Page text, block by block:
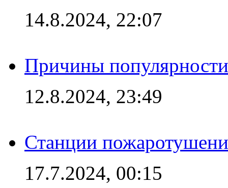
14.8.2024, 22:07
Причины
12.8.2024, 23:49
Станции
17.7.2024, 00:15